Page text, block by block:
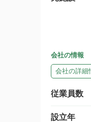
会社の情報
会社の詳細
従業員数
設立年